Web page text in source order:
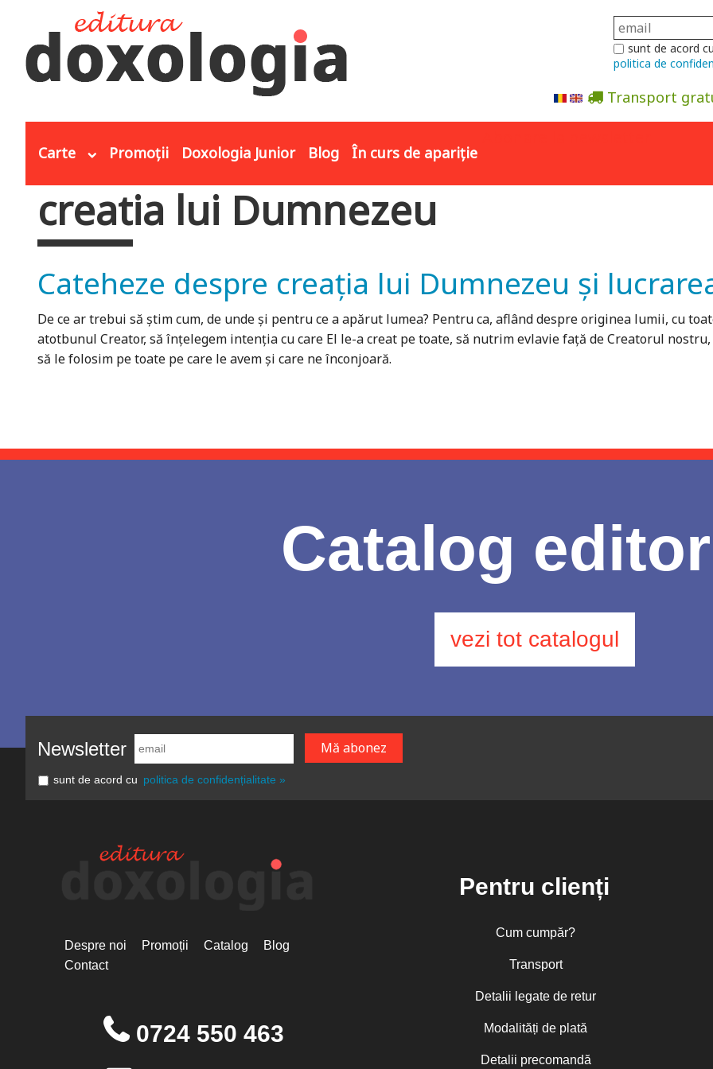
sunt de acord
politica de
Transport
Carte Promoții Doxologia Junior Blog În curs de apariție
Eşti aici
creatia lui Dumnezeu
Cateheze despre creația lui Dumnezeu și
De ce ar trebui să știm cum, de unde și pentru ce a apărut lumea? Pentru ca, aflând despre originea lumii, cu
atotbunul Creator, să înțelegem intenția cu care El le-a creat pe toate, să nutrim evlavie față de Creatorul
să le folosim pe toate pe care le avem și care ne înconjoară.
Catalog
vezi tot catalogul
Newsletter
sunt de acord cu politica de confidențialitate »
Despre noi Promoții Catalog
Blog
Contact
0724 550 463
Pentru clienți
Cum cumpăr?
Transport
Detalii legate de retur
Modalități de plată
Detalii precomandă